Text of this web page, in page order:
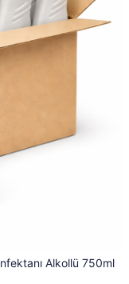
Alkollü 750ml